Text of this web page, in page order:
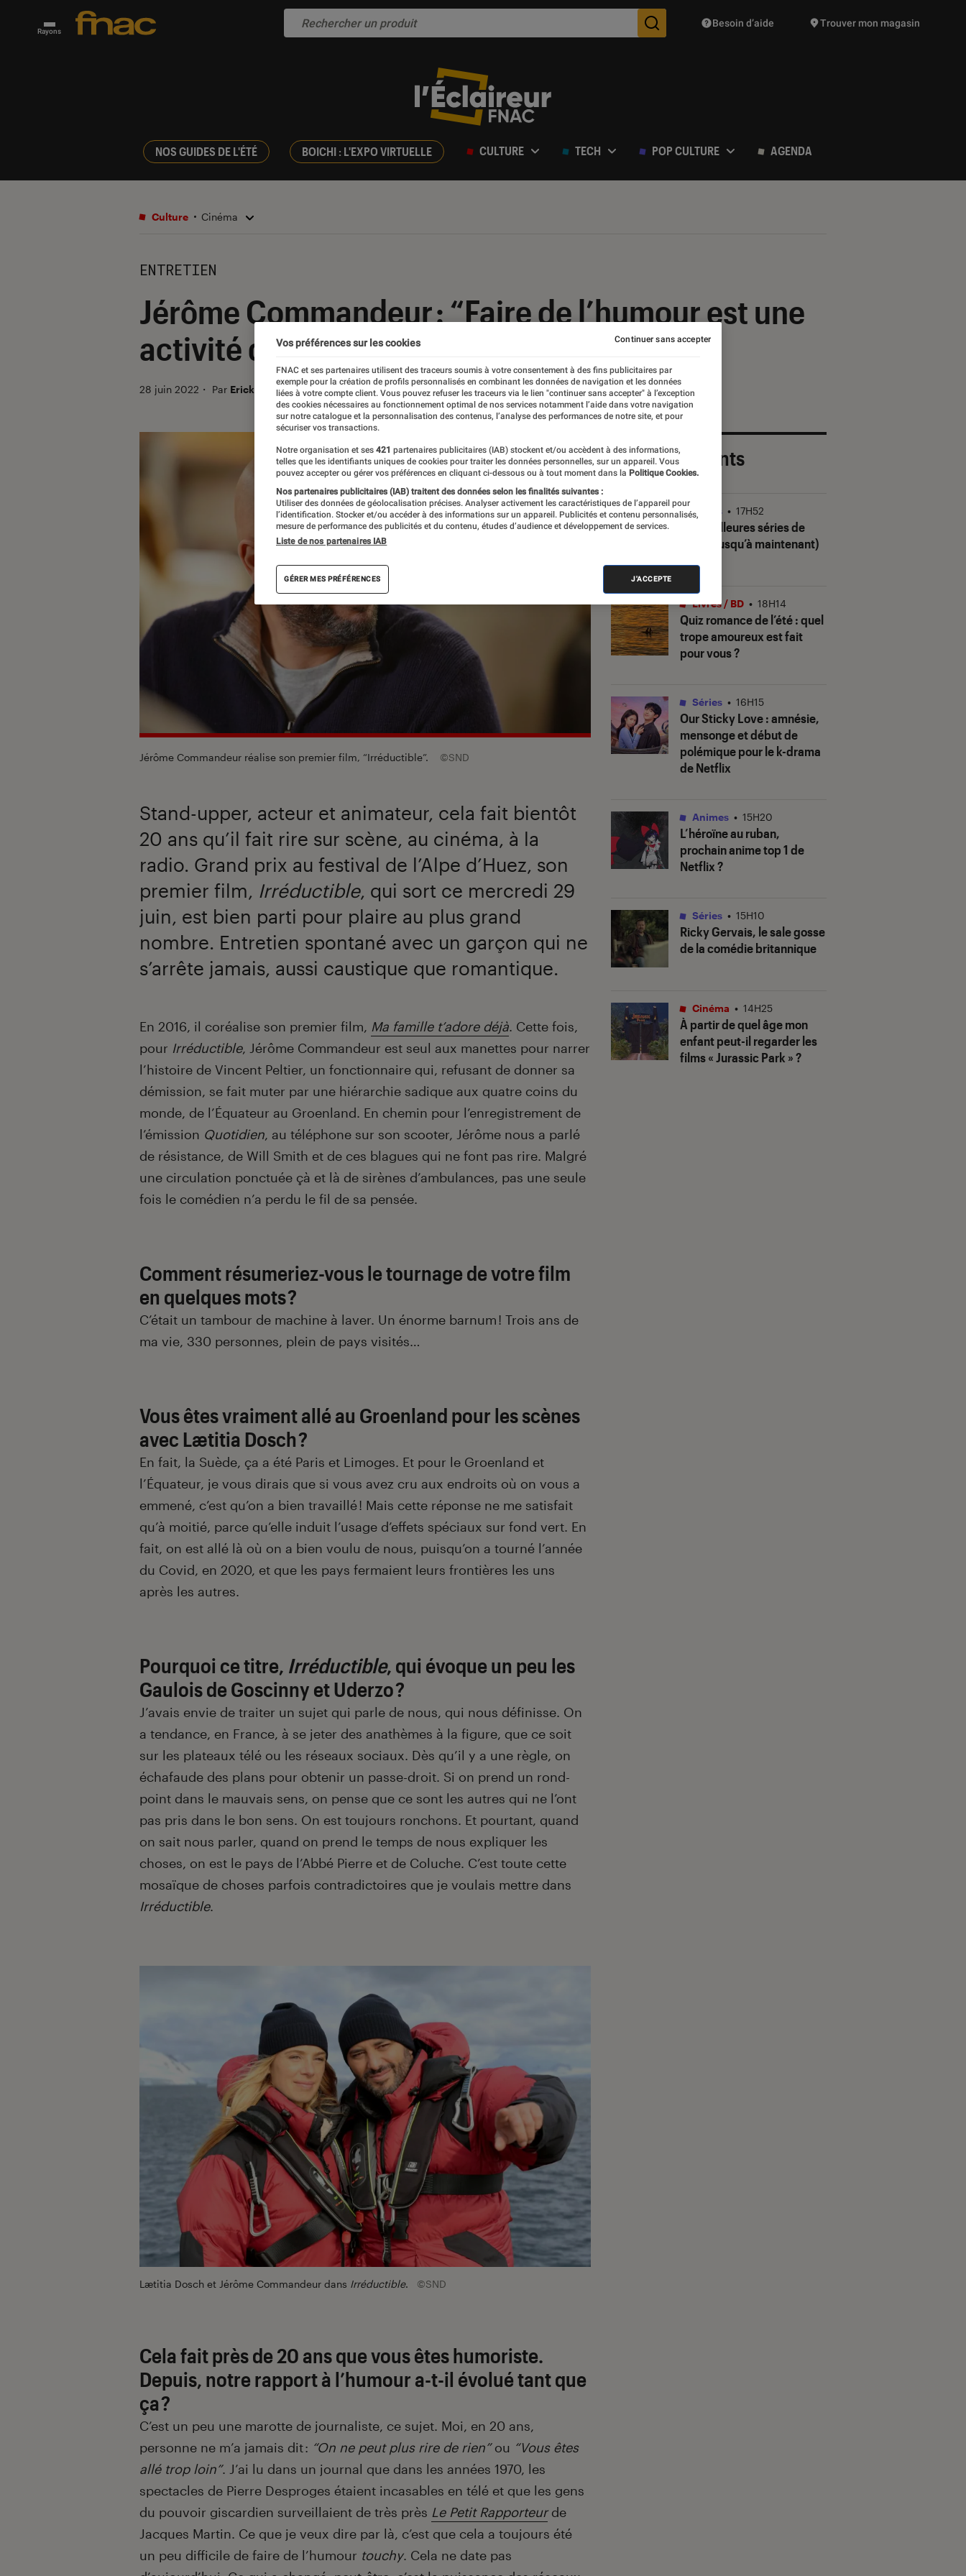
Rayons Des suggestions de produits vont vous être proposées
Besoin d’aide Trouver mon magasin
NOS GUIDES DE L'ÉTÉ BOICHI : L'EXPO VIRTUELLE CULTURE TECH POP CULTURE AGENDA
Culture Cinéma
ENTRETIEN
Jérôme Commandeur : “Faire de l’humour est une
activité de fête foraine”
28 juin 2022 ・ Par Erick Grisel
Jérôme Commandeur réalise son premier film, “Irréductible”. ©SND
Stand-upper, acteur et animateur, cela fait bientôt
20 ans qu’il fait rire sur scène, au cinéma, à la
radio. Grand prix au festival de l’Alpe d’Huez, son
premier film, Irréductible, qui sort ce mercredi 29
juin, est bien parti pour plaire au plus grand
nombre. Entretien spontané avec un garçon qui ne
s’arrête jamais, aussi caustique que romantique.
Introduction
En 2016, il coréalise son premier film, Ma famille t’adore déjà. Cette fois,
pour Irréductible, Jérôme Commandeur est seul aux manettes pour narrer
l’histoire de Vincent Peltier, un fonctionnaire qui, refusant de donner sa
démission, se fait muter par une hiérarchie sadique aux quatre coins du
monde, de l’Équateur au Groenland. En chemin pour l’enregistrement de
l’émission Quotidien, au téléphone sur son scooter, Jérôme nous a parlé
de résistance, de Will Smith et de ces blagues qui ne font pas rire. Malgré
une circulation ponctuée çà et là de sirènes d’ambulances, pas une seule
fois le comédien n’a perdu le fil de sa pensée.
Comment résumeriez-vous le tournage de votre film
en quelques mots ?
C’était un tambour de machine à laver. Un énorme barnum ! Trois ans de
ma vie, 330 personnes, plein de pays visités…
Vous êtes vraiment allé au Groenland pour les scènes
avec Lætitia Dosch ?
En fait, la Suède, ça a été Paris et Limoges. Et pour le Groenland et
l’Équateur, je vous dirais que si vous avez cru aux endroits où on vous a
emmené, c’est qu’on a bien travaillé ! Mais cette réponse ne me satisfait
qu’à moitié, parce qu’elle induit l’usage d’effets spéciaux sur fond vert. En
fait, on est allé là où on a bien voulu de nous, puisqu’on a tourné l’année
du Covid, en 2020, et que les pays fermaient leurs frontières les uns
après les autres.
Pourquoi ce titre, Irréductible, qui évoque un peu les
Gaulois de Goscinny et Uderzo ?
J’avais envie de traiter un sujet qui parle de nous, qui nous définisse. On
a tendance, en France, à se jeter des anathèmes à la figure, que ce soit
sur les plateaux télé ou les réseaux sociaux. Dès qu’il y a une règle, on
échafaude des plans pour obtenir un passe-droit. Si on prend un rond-
point dans le mauvais sens, on pense que ce sont les autres qui ne l’ont
pas pris dans le bon sens. On est toujours ronchons. Et pourtant, quand
on sait nous parler, quand on prend le temps de nous expliquer les
choses, on est le pays de l’Abbé Pierre et de Coluche. C’est toute cette
mosaïque de choses parfois contradictoires que je voulais mettre dans
Irréductible.
Lætitia Dosch et Jérôme Commandeur dans Irréductible. ©SND
Cela fait près de 20 ans que vous êtes humoriste.
Depuis, notre rapport à l’humour a-t-il évolué tant que
ça ?
C’est un peu une marotte de journaliste, ce sujet. Moi, en 20 ans,
personne ne m’a jamais dit : “On ne peut plus rire de rien”ou “Vous êtes
allé trop loin”. J’ai lu dans un journal que dans les années 1970, les
spectacles de Pierre Desproges étaient incasables en télé et que les gens
du pouvoir giscardien surveillaient de très près Le Petit Rapporteurde
Jacques Martin. Ce que je veux dire par là, c’est que cela a toujours été
un peu difficile de faire de l’humour touchy. Cela ne date pas
Les plus récents
Les meilleures séries de
2026 (jusqu’à maintenant)
Séries • 17H52
Quiz romance de l’été : quel
trope amoureux est fait
pour vous ?
Livres / BD • 18H14
Our Sticky Love: amnésie,
mensonge et début de
polémique pour le k-drama
de Netflix
Séries • 16H15
L’héroïne au ruban,
prochain anime top 1 de
Netflix ?
Animes • 15H20
Ricky Gervais, le sale gosse
de la comédie britannique
Séries • 15H10
À partir de quel âge mon
enfant peut-il regarder les
films « Jurassic Park » ?
Cinéma • 14H25
Vos préférences sur les cookies
FNAC et ses partenaires utilisent des traceurs soumis à votre consentement à des fins publicitaires par
exemple pour la création de profils personnalisés en combinant les données de navigation et les données
liées à votre compte client. Vous pouvez refuser les traceurs via le lien "continuer sans accepter" à l’exception
des cookies nécessaires au fonctionnement optimal de nos services notamment l’aide dans votre navigation
sur notre catalogue et la personnalisation des contenus, l’analyse des performances de notre site, et pour
sécuriser vos transactions.
Notre organisation et ses 421 partenaires publicitaires (IAB) stockent et/ou accèdent à des informations,
telles que les identifiants uniques de cookies pour traiter les données personnelles, sur un appareil. Vous
pouvez accepter ou gérer vos préférences en cliquant ci-dessous ou à tout moment dans la Politique Cookies.
Nos partenaires publicitaires (IAB) traitent des données selon les finalités suivantes :
Utiliser des données de géolocalisation précises. Analyser activement les caractéristiques de l’appareil pour
l’identification. Stocker et/ou accéder à des informations sur un appareil. Publicités et contenu personnalisés,
mesure de performance des publicités et du contenu, études d’audience et développement de services.
Liste de nos partenaires IAB
GÉRER MES PRÉFÉRENCES J'ACCEPTE
Continuer sans accepter